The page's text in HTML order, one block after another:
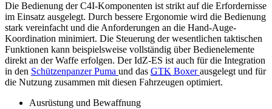
Die Bedienung der C4I-Komponenten ist strikt auf die Erfordernisse
im Einsatz ausgelegt. Durch bessere Ergonomie wird die Bedienung
stark vereinfacht und die Anforderungen an die Hand-Auge-
Koordination minimiert. Die Steuerung der wesentlichen taktischen
Funktionen kann beispielsweise vollständig über Bedienelemente
direkt an der Waffe erfolgen. Der IdZ-ES ist auch für die Integration
in den Schützenpanzer Puma und das GTK Boxerausgelegt und für
die Nutzung zusammen mit diesen Fahrzeugen optimiert.
Ausrüstung und Bewaffnung